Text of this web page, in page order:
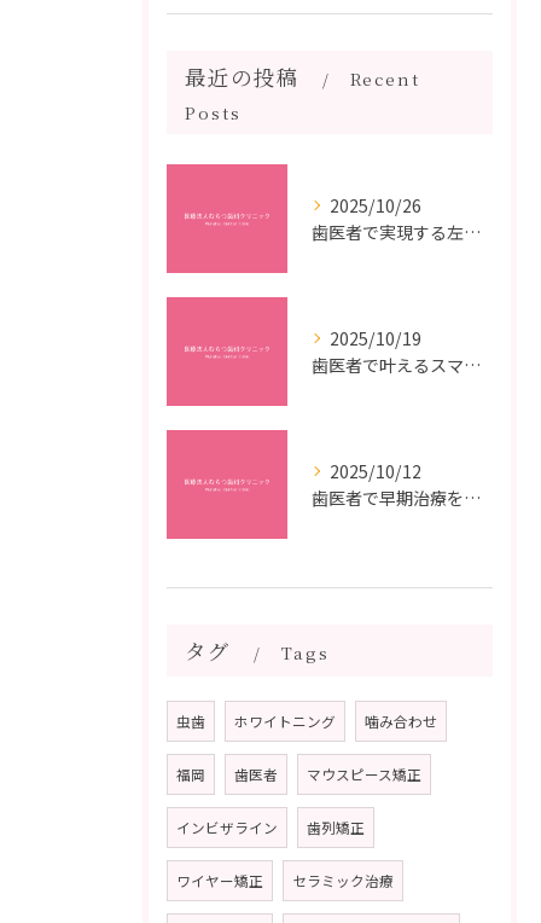
最近の投稿
Recent
Posts
2025/10/26
歯医者で実現する左右対称治療のポイントと矯正治療選びの疑問解決ガイド
2025/10/19
歯医者で叶えるスマイルメイクオーバーなら福岡県福岡市博多区博多駅前の最新矯正治療解説
2025/10/12
歯医者で早期治療を受けるメリットと虫歯悪化を防ぐ最短ステップ
タグ Tags
虫歯 ホワイトニング 噛み合わせ
福岡 歯医者 マウスピース矯正
インビザライン 歯列矯正
ワイヤー矯正 セラミック治療